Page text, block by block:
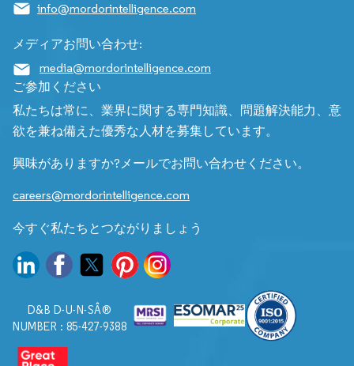
info@mordorintelligence.com
メディアお問い合わせ:
media@mordorintelligence.com
ご参加ください
私たちは常に、業界に関する専門知識、問題解決能力、意
欲を兼ね備えた優秀な人材を募集しています。
興味がありますか?メールでお問い合わせください。
careers@mordorintelligence.com
今すぐ私たちとつながりましょう
D&B D-U-N-SÂ®
NUMBER : 85-427-9388